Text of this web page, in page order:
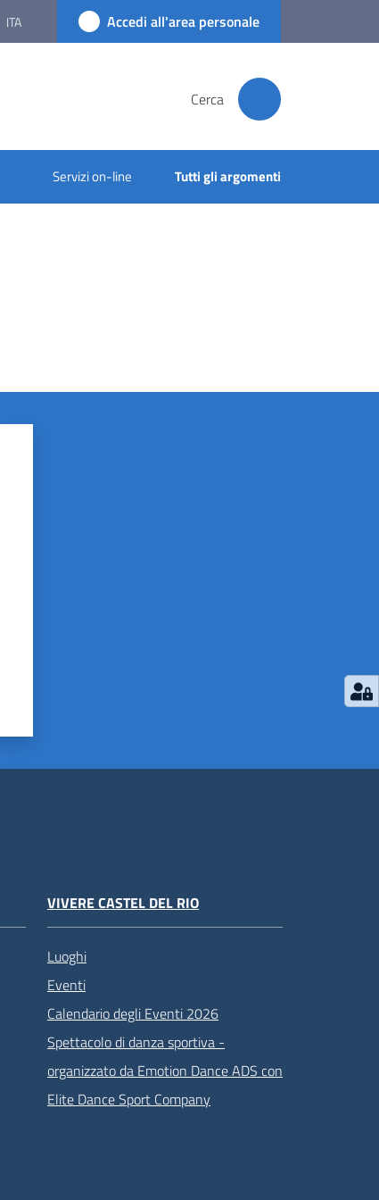
ITA Accedi all'area personale
Cerca
Servizi on-line Tutti gli argomenti
VIVERE CASTEL DEL RIO
Luoghi
Eventi
Calendario degli Eventi 2026
Spettacolo di danza sportiva -
organizzato da Emotion Dance ADS con
Elite Dance Sport Company